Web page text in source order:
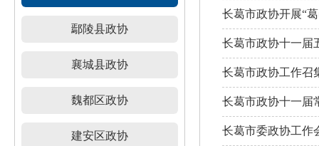
鄢陵县政协
襄城县政协
魏都区政协
建安区政协
长葛市政协开展“
长葛市政协十一届
长葛市政协工作召
长葛市政协十一届
长葛市委政协工作